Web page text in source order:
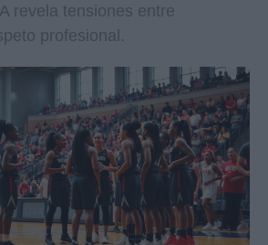
revela tensiones entre
profesional.